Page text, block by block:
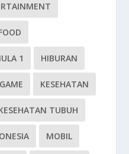
1 HIBURAN
KESEHATAN
TUBUH
MOBIL